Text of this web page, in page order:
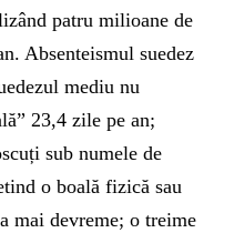
patru milioane de
Absenteismul suedez
mediu nu
23,4 zile pe an;
sub numele de
o boală fizică sau
mai devreme; o treime